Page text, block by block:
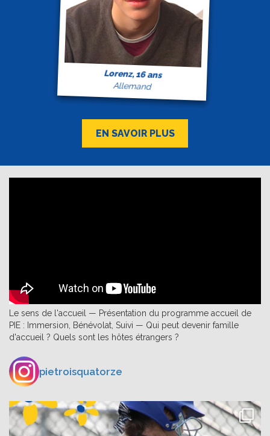
Lorenz, 16 ans
Allemand
EN SAVOIR PLUS
Le sens de l'accueil — Présentation du programme accueil de
PIE : Immersion, Bénévolat, Suivi — Qui peut devenir famille
d'accueil ? Quels sont les hôtes étrangers ?
pietroisquatorze